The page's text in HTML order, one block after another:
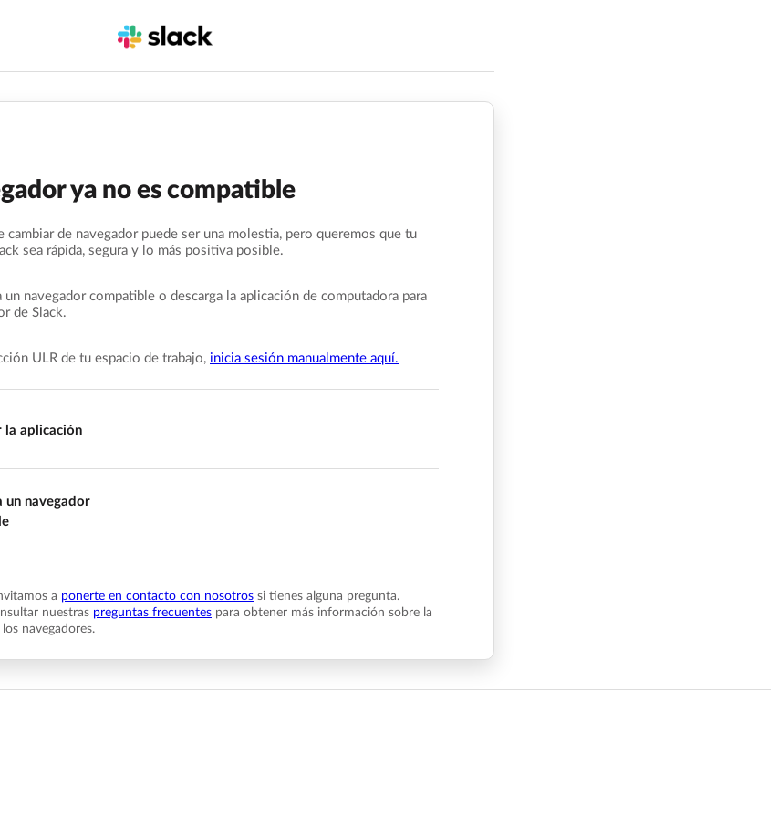
ya no es compatible
cambiar de navegador puede ser una molestia, pero queremos que tu
sea rápida, segura y lo más positiva posible.
un navegador compatible o descarga la aplicación de computadora para
de Slack.
ULR de tu espacio de trabajo, inicia sesión manualmente aquí.
la aplicación
un navegador
a ponerte en contacto con nosotros si tienes alguna pregunta.
nuestras preguntas frecuentes para obtener más información sobre la
navegadores.